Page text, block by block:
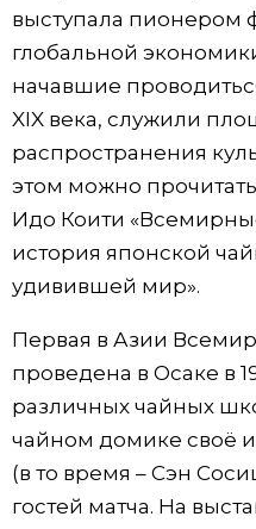
выступала пионером
глобальной
начавшие
XIX века, служили
распространения
этом можно
Идо Коити
история японской
удивившей мир».
Первая в Азии
проведена в Осаке в
различных чайных
чайном домике своё
(в то время – Сэн
гостей матча. На